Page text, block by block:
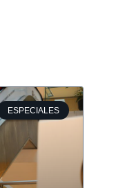
ESPECIALES